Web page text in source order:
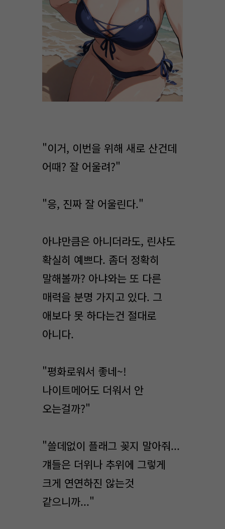
"이거, 이번을 위해 새로 산건데
어때? 잘 어울려?"
"응, 진짜 잘 어울린다."
아냐만큼은 아니더라도, 린샤도
확실히 예쁘다. 좀더 정확히
말해볼까? 아냐와는 또 다른
매력을 분명 가지고 있다. 그
애보다 못 하다는건 절대로
아니다.
"평화로워서 좋네~!
나이트메어도 더워서 안
오는걸까?"
"쓸데없이 플래그 꽂지 말아줘...
걔들은 더위나 추위에 그렇게
크게 연연하진 않는것
같으니까..."